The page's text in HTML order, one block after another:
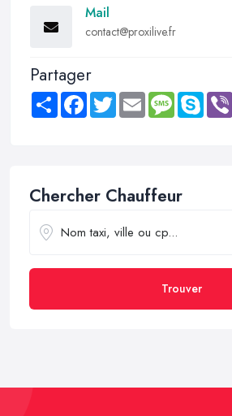
Mail
contact@proxilive.fr
Partager
Share FacebookTwitter Email MessageSkype
Chercher Chauffeur
Trouver